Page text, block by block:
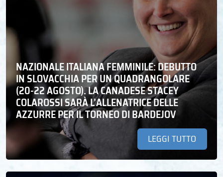
NAZIONALE ITALIANA FEMMINILE: DEBUTTO
IN SLOVACCHIA PER UN QUADRANGOLARE
(20-22 AGOSTO). LA CANADESE STACEY
COLAROSSI SARÀ L’ALLENATRICE DELLE
AZZURRE PER IL TORNEO DI BARDEJOV
LEGGI TUTTO